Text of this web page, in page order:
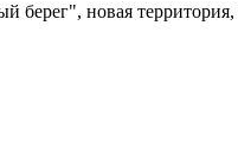
новая территория,